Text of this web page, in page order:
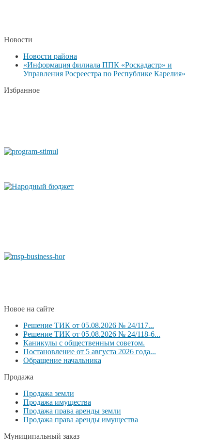
Новости
Новости района
«Информация филиала ППК «Роскадастр» и
Управления Росреестра по Республике Карелия»
Избранное
Новое на сайте
Решение ТИК от 05.08.2026 № 24/117...
Решение ТИК от 05.08.2026 № 24/118-6...
Каникулы с общественным советом.
Постановление от 5 августа 2026 года...
Обращение начальника
Продажа
Продажа земли
Продажа имущества
Продажа права аренды земли
Продажа права аренды имущества
Муниципальный заказ